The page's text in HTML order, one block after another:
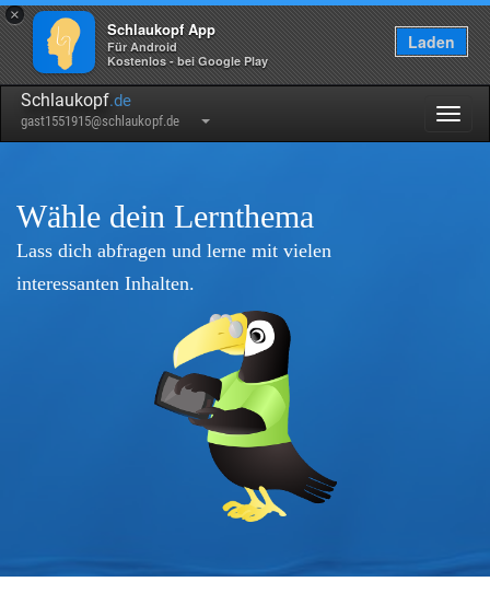
×
Schlaukopf App
Für Android
Kostenlos - bei Google Play
Laden
Schlaukopf.de
gast1551915@schlaukopf.de
Wähle dein Lernthema
Lass dich abfragen und lerne mit vielen
interessanten Inhalten.